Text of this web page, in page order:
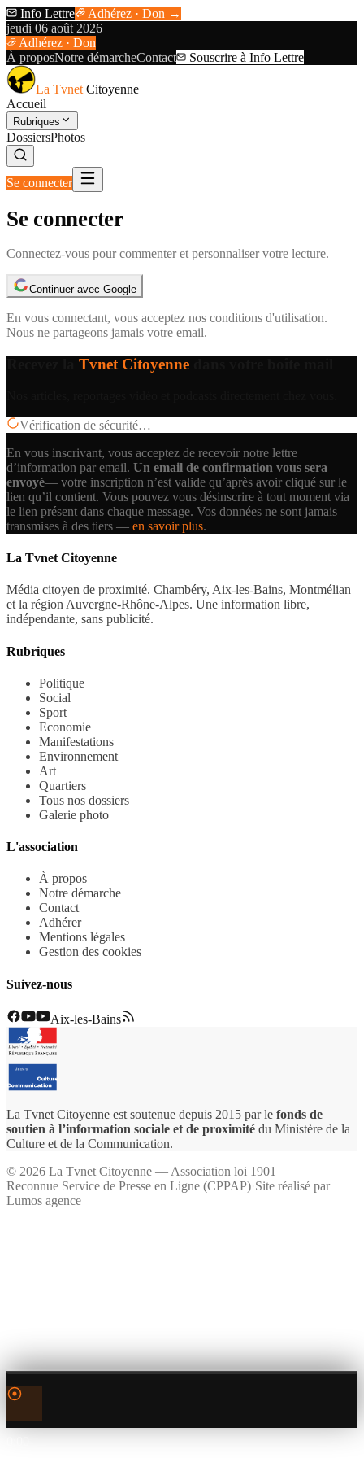
Info Lettre
Adhérez · Don →
jeudi 06 août 2026
Adhérez · Don
À proposNotre démarcheContact Souscrire à Info Lettre
La Tvnet Citoyenne
Accueil
Rubriques
DossiersPhotos
Se connecter
Se connecter
Connectez-vous pour commenter et personnaliser votre lecture.
Continuer avec Google
En vous connectant, vous acceptez nos conditions d'utilisation.
Nous ne partageons jamais votre email.
Tvnet Citoyenne
Vérification de sécurité…
En vous inscrivant, vous acceptez de recevoir notre lettre
d’information par email. Un email de confirmation vous sera
envoyé— votre inscription n’est valide qu’après avoir cliqué sur le
lien qu’il contient. Vous pouvez vous désinscrire à tout moment via
le lien présent dans chaque message. Vos données ne sont jamais
transmises à des tiers — en savoir plus.
La Tvnet Citoyenne
Média citoyen de proximité. Chambéry, Aix-les-Bains, Montmélian
et la région Auvergne-Rhône-Alpes. Une information libre,
indépendante, sans publicité.
Rubriques
Politique
Social
Sport
Economie
Manifestations
Environnement
Art
Quartiers
Tous nos dossiers
Galerie photo
L'association
À propos
Notre démarche
Contact
Adhérer
Mentions légales
Gestion des cookies
Suivez-nous
Aix-les-Bains
La Tvnet Citoyenne est soutenue depuis 2015 par le fonds de
soutien à l’information sociale et de proximité du Ministère de la
Culture et de la Communication.
© 2026 La Tvnet Citoyenne — Association loi 1901
Reconnue Service de Presse en Ligne (CPPAP)·Site réalisé par
Lumos agence